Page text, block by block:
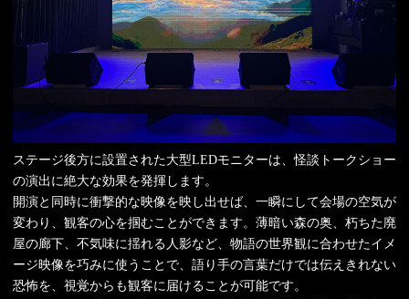
ステージ後方に設置された大型LEDモニターは、怪談トークショー
の演出に絶大な効果を発揮します。
開演と同時に衝撃的な映像を映し出せば、一瞬にして会場の空気が
変わり、観客の心を掴むことができます。薄暗い森の奥、朽ちた廃
屋の廊下、不気味に揺れる人影など、物語の世界観に合わせたイメ
ージ映像を巧みに使うことで、語り手の言葉だけでは伝えきれない
恐怖を、視覚からも観客に届けることが可能です。